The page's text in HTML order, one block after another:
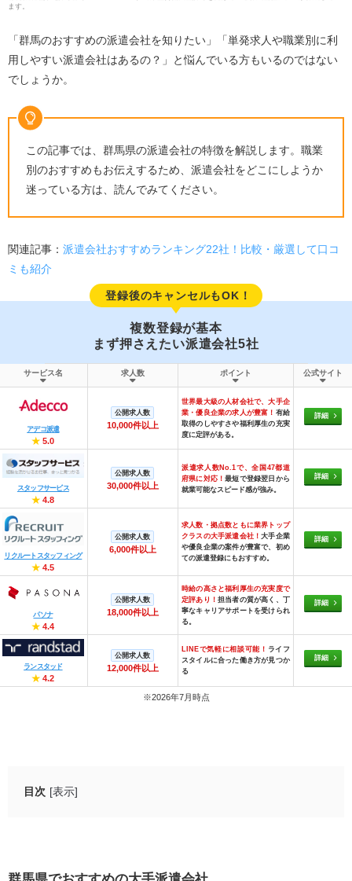
ます。
「群馬のおすすめの派遣会社を知りたい」「単発求人や職業別に利
用しやすい派遣会社はあるの？」と悩んでいる方もいるのではない
でしょうか。
この記事では、群馬県の派遣会社の特徴を解説します。職業
別のおすすめもお伝えするため、派遣会社をどこにしようか
迷っている方は、読んでみてください。
関連記事： 派遣会社おすすめランキング22社！比較・厳選して口コ
ミも紹介
登録後のキャンセルもOK！
複数登録が基本
まず押さえたい派遣会社5社
サービス名 求人数 ポイント 公式サイト
アデコ派遣
★ 5.0
公開求人数
10,000件以上
世界最大級の人材会社で、大手企
業・優良企業の求人が豊富！ 有給
取得のしやすさや福利厚生の充実
度に定評がある。
詳細
スタッフサービス
★ 4.8
公開求人数
30,000件以上
派遣求人数No.1で、全国47都道
府県に対応！最短で登録翌日から
就業可能なスピード感が強み。
詳細
リクルートスタッフィング
★ 4.5
公開求人数
6,000件以上
求人数・拠点数ともに業界トップ
クラスの大手派遣会社！大手企業
や優良企業の案件が豊富で、初め
ての派遣登録にもおすすめ。
詳細
パソナ
★ 4.4
公開求人数
18,000件以上
時給の高さと福利厚生の充実度で
定評あり！ 担当者の質が高く、丁
寧なキャリアサポートを受けられ
る。
詳細
ランスタッド
★ 4.2
公開求人数
12,000件以上
LINEで気軽に相談可能！ ライフ
スタイルに合った働き方が見つか
る
詳細
※2026年7月時点
目次 [表示]
スタッフサービス